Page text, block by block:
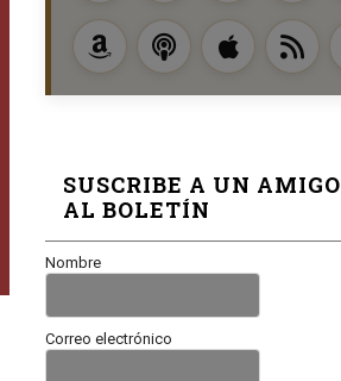
SUSCRIBE A UN AMIGO
AL BOLETÍN
Nombre
Correo electrónico